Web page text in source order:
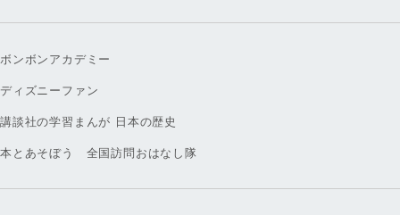
ボンボンアカデミー
ディズニーファン
講談社の学習まんが 日本の歴史
本とあそぼう 全国訪問おはなし隊